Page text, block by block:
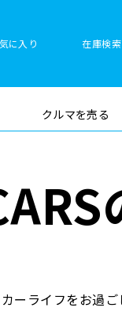
に入り 在庫検
クルマを売る
ーライフをお過ご